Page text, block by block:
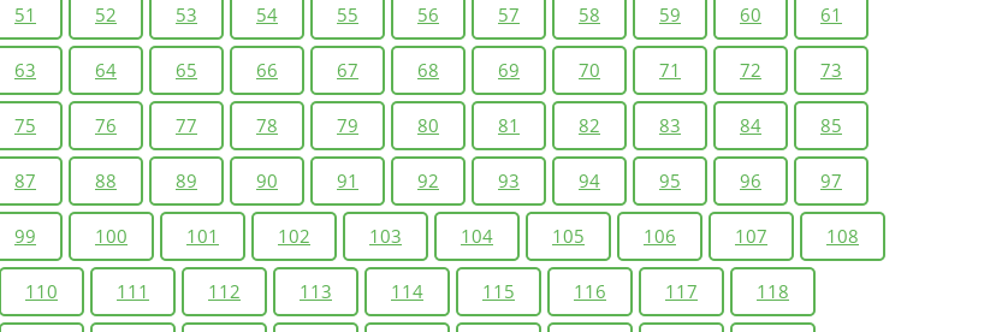
51 52 53 54 55 56 57 58 59 60 61
63 64 65 66 67 68 69 70 71 72 73
75 76 77 78 79 80 81 82 83 84 85
87 88 89 90 91 92 93 94 95 96 97
99 100 101 102 103 104 105 106 107 108
110 111 112 113 114 115 116 117 118